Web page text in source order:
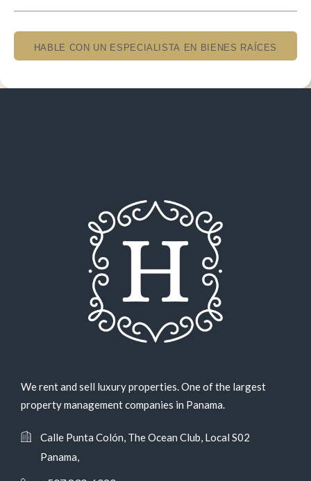
We rent and sell luxury properties. One of the largest
property management companies in Panama.
Calle Punta Colón, The Ocean Club, Local S02
Panama,